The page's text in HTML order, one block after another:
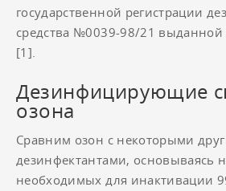
государственной регистрации
средства №0039-98/21
[1].
Дезинфицирующие
озона
Сравним озон с некоторыми
дезинфектантами, основываясь
необходимых для инактивации